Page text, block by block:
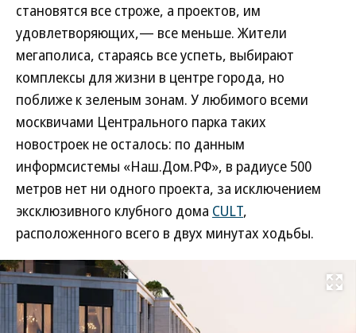
становятся все строже, а проектов, им
удовлетворяющих,— все меньше. Жители
мегаполиса, стараясь все успеть, выбирают
комплексы для жизни в центре города, но
поближе к зеленым зонам. У любимого всеми
москвичами Центрального парка таких
новостроек не осталось: по данным
информсистемы «Наш.Дом.РФ», в радиусе 500
метров нет ни одного проекта, за исключением
эксклюзивного клубного дома CULT,
расположенного всего в двух минутах ходьбы.
Развернуть